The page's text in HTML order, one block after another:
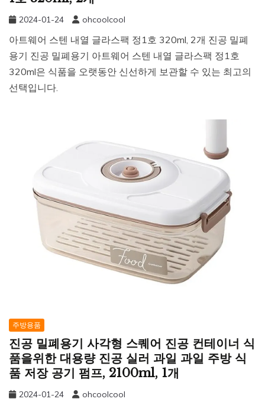
2024-01-24 ohcoolcool
아트웨어 스텐 내열 글라스팩 정1호 320ml, 2개 진공 밀폐
용기 진공 밀폐용기 아트웨어 스텐 내열 글라스팩 정1호
320ml은 식품을 오랫동안 신선하게 보관할 수 있는 최고의
선택입니다.
주방용품
진공 밀폐용기 사각형 스퀘어 진공 컨테이너 식
품을위한 대용량 진공 실러 과일 과일 주방 식
품 저장 공기 펌프, 2100ml, 1개
2024-01-24 ohcoolcool